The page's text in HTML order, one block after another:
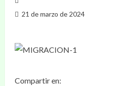
21 de marzo de 2024
Compartir en: